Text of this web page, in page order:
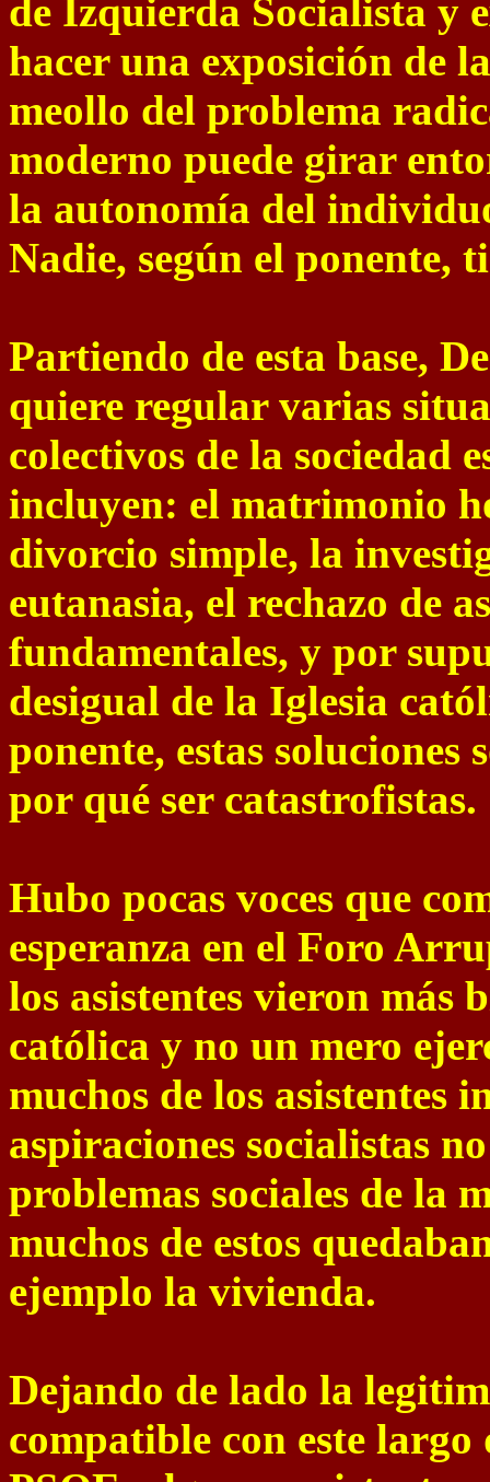
de Izquierda Socialista y
hacer una exposición de
meollo del problema
moderno puede girar
la autonomía del
Nadie, según el ponente,
Partiendo de esta base,
quiere regular varias
colectivos de la sociedad
incluyen: el matrimonio
divorcio simple, la
eutanasia, el rechazo de
fundamentales, y por
desigual de la Iglesia
ponente, estas soluciones
por qué ser catastrofistas.
Hubo pocas voces que
esperanza en el Foro
los asistentes vieron
católica y no un mero
muchos de los asistentes
aspiraciones socialistas
problemas sociales de la
muchos de estos
ejemplo la vivienda.
Dejando de lado la
compatible con este largo